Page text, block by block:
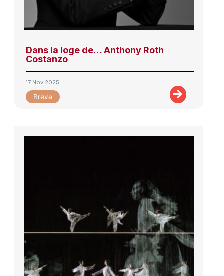
Dans la loge de… Anthony Roth
Costanzo
17 Nov 2025
Brève